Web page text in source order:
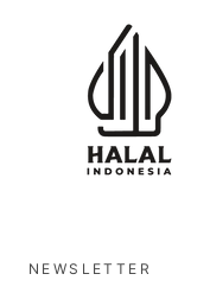
NEWSLETTER